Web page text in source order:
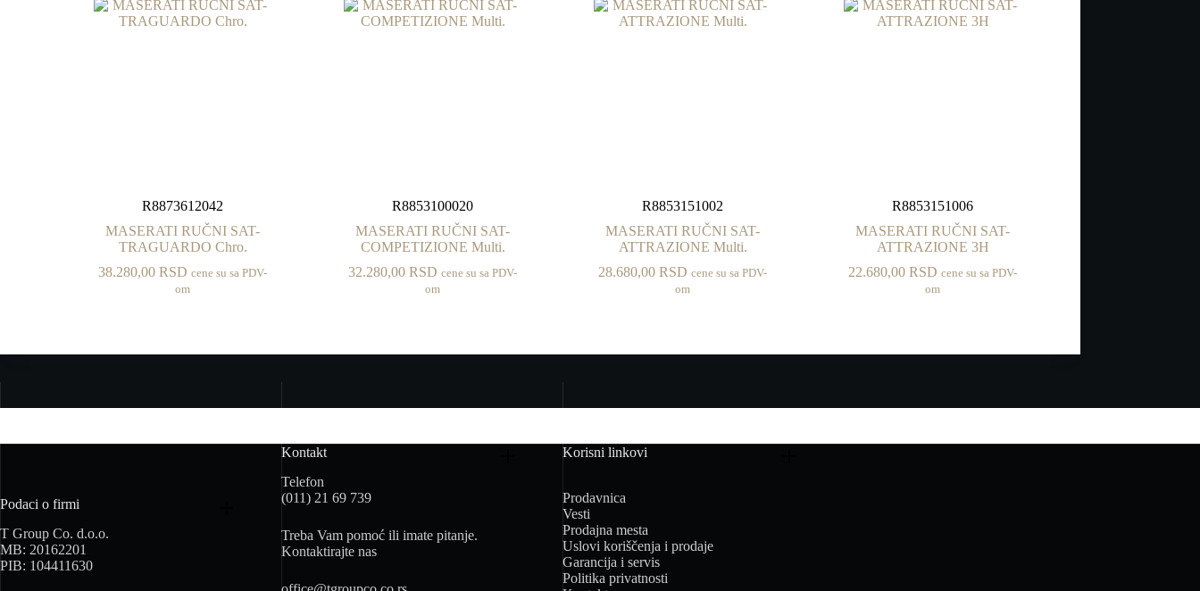
R8873612042
MASERATI RUČNI SAT-
TRAGUARDO Chro.
38.280,00RSD cene su sa PDV-
om
R8853100020
MASERATI RUČNI SAT-
COMPETIZIONE Multi.
32.280,00RSD cene su sa PDV-
om
R8853151002
MASERATI RUČNI SAT-
ATTRAZIONE Multi.
28.680,00RSD cene su sa PDV-
om
R8853151006
MASERATI RUČNI SAT-
ATTRAZIONE 3H
22.680,00RSD cene su sa PDV-
om
Podaci o firmi
T Group Co. d.o.o.
MB: 20162201
PIB: 104411630
Kontakt
Telefon
(011) 21 69 739
Treba Vam pomoć ili imate pitanje.
Kontaktirajte nas
Korisni linkovi
Prodavnica
Vesti
Prodajna mesta
Uslovi koriščenja i prodaje
Garancija i servis
Politika privatnosti